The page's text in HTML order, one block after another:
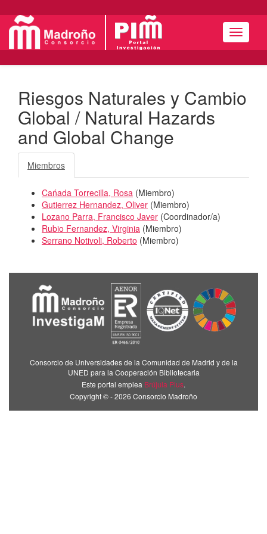
Menú
Riesgos Naturales y Cambio
Global / Natural Hazards
and Global Change
Miembros
Cańada Torrecilla, Rosa (Miembro)
Gutierrez Hernandez, Oliver (Miembro)
Lozano Parra, Francisco Javer (Coordinador/a)
Rubio Fernandez, Virginia (Miembro)
Serrano Notivoli, Roberto (Miembro)
Consorcio de Universidades de la Comunidad de Madrid y de la
UNED para la Cooperación Bibliotecaria
Este portal emplea Brújula Plus.
Copyright © - 2026 Consorcio Madroño